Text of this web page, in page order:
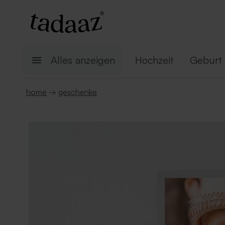
Alles anzeigen Hochzeit Geburt
home → geschenke